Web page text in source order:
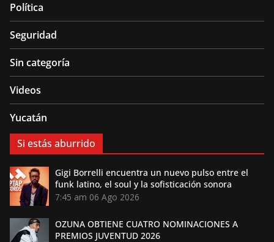
Política
Seguridad
Sin categoría
Videos
Yucatán
Si estás aburrido
Gigi Borrelli encuentra un nuevo pulso entre el
funk latino, el soul y la sofisticación sonora
7:45 am 06 Ago 2026
OZUNA OBTIENE CUATRO NOMINACIONES A
PREMIOS JUVENTUD 2026